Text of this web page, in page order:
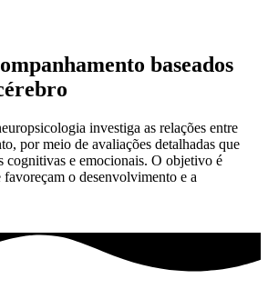
baseados
investiga as relações entre
por meio de avaliações detalhadas que
cognitivas e emocionais. O objetivo é
favoreçam o desenvolvimento e a